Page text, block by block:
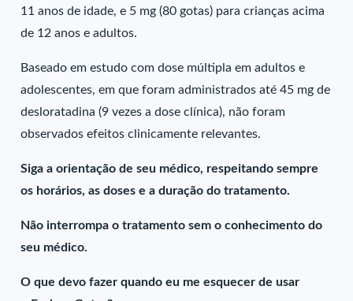
11 anos de idade, e 5 mg (80 gotas) para crianças acima
de 12 anos e adultos.
Baseado em estudo com dose múltipla em adultos e
adolescentes, em que foram administrados até 45 mg de
desloratadina (9 vezes a dose clínica), não foram
observados efeitos clinicamente relevantes.
Siga a orientação de seu médico, respeitando sempre
os horários, as doses e a duração do tratamento.
Não interrompa o tratamento sem o conhecimento do
seu médico.
O que devo fazer quando eu me esquecer de usar